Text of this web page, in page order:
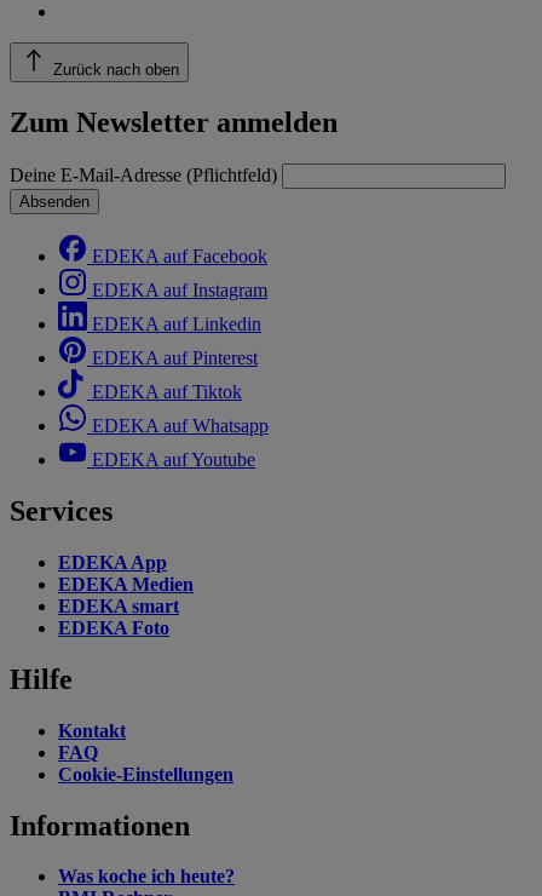
Zurück nach oben
Zum Newsletter anmelden
Deine E-Mail-Adresse (Pflichtfeld)
Absenden
EDEKA auf Facebook
EDEKA auf Instagram
EDEKA auf Linkedin
EDEKA auf Pinterest
EDEKA auf Tiktok
EDEKA auf Whatsapp
EDEKA auf Youtube
Services
EDEKA App
EDEKA Medien
EDEKA smart
EDEKA Foto
Hilfe
Kontakt
FAQ
Cookie-Einstellungen
Informationen
Was koche ich heute?